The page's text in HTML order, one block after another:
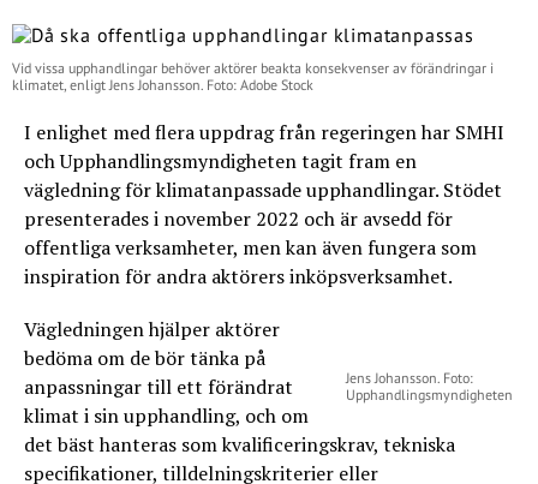
Vid vissa upphandlingar behöver aktörer beakta konsekvenser av förändringar i
klimatet, enligt Jens Johansson. Foto: Adobe Stock
I enlighet med flera uppdrag från regeringen har SMHI
och Upphandlingsmyndigheten tagit fram en
vägledning för klimatanpassade upphandlingar. Stödet
presenterades i november 2022 och är avsedd för
offentliga verksamheter, men kan även fungera som
inspiration för andra aktörers inköpsverksamhet.
Jens Johansson. Foto:
Upphandlingsmyndigheten
Vägledningen hjälper aktörer
bedöma om de bör tänka på
anpassningar till ett förändrat
klimat i sin upphandling, och om
det bäst hanteras som kvalificeringskrav, tekniska
specifikationer, tilldelningskriterier eller